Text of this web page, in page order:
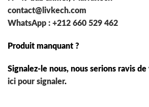
contact@livkech.com
WhatsApp : +212 660 529 462
Produit manquant ?
Signalez-le nous, nous serions ravis
ici pour signaler.